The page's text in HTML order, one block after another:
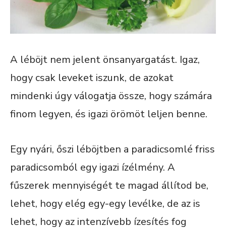
A léböjt nem jelent önsanyargatást. Igaz,
hogy csak leveket iszunk, de azokat
mindenki úgy válogatja össze, hogy számára
finom legyen, és igazi örömöt leljen benne.
Egy nyári, őszi léböjtben a paradicsomlé friss
paradicsomból egy igazi ízélmény. A
fűszerek mennyiségét te magad állítod be,
lehet, hogy elég egy-egy levélke, de az is
lehet, hogy az intenzívebb ízesítés fog